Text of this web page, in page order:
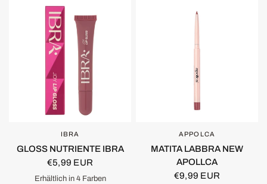
SCHNELLANSICHT
IBRA
GLOSS NUTRIENTE IBRA
€5,99 EUR
Erhältlich in 4 Farben
SCHNELLANSICHT
APPOLCA
MATITA LABBRA NEW
APOLLCA
€9,99 EUR